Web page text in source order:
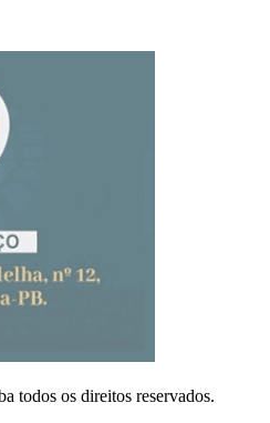
todos os direitos reservados.